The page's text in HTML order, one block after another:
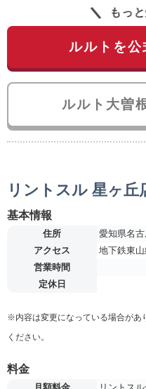
もっ
ルルトを
ルルト大曽
リントスル 星ヶ丘
基本情報
住所
愛知県名
アクセス
地下鉄東
営業時間
定休日
※内容は変更になっている場合があ
ください。
料金